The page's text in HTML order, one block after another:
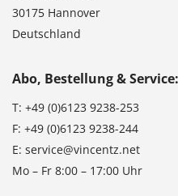
30175 Hannover
Deutschland
Abo, Bestellung & Service:
T: +49 (0)6123 9238-253
F: +49 (0)6123 9238-244
E: service@vincentz.net
Mo – Fr 8:00 – 17:00 Uhr